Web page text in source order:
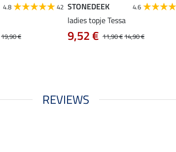
4.8 42
19,90 €
STONEDEEK 4.6
ladies topje Tessa
11,90 €14,90 €
9,52 €
REVIEWS